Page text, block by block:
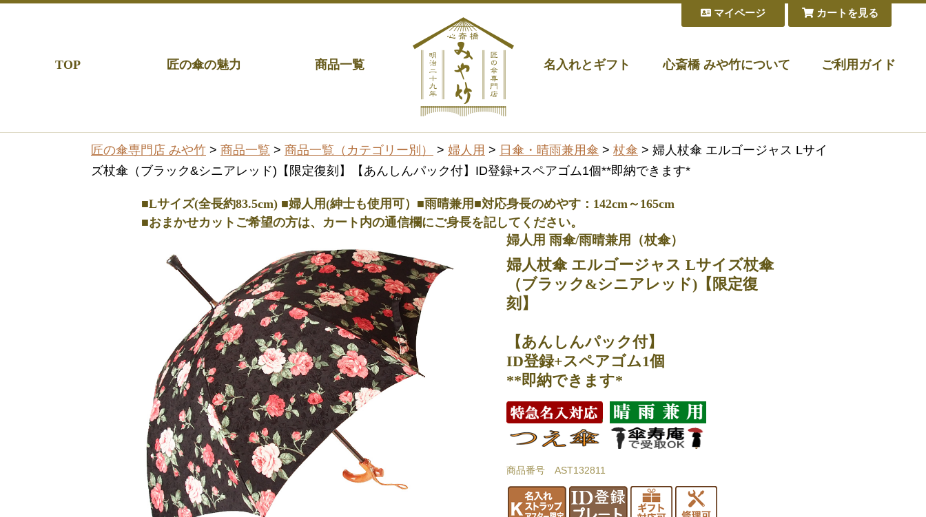
TOP 匠の傘の魅力 商品一覧 名入れとギフト 心斎橋 みや竹について ご利用ガイド
カートを見る
マイページ
匠の傘専門店 みや竹 > 商品一覧 > 商品一覧（カテゴリー別） > 婦人用 > 日傘・晴雨兼用傘 > 杖傘 > 婦人杖傘 エルゴージャス Lサイ
ズ杖傘（ブラック&シニアレッド)【限定復刻】【あんしんパック付】ID登録+スペアゴム1個**即納できます*
■Lサイズ(全長約83.5cm) ■婦人用(紳士も使用可）■雨晴兼用■対応身長のめやす：142cm～165cm
■おまかせカットご希望の方は、カート内の通信欄にご身長を記してください。
婦人用 雨傘/雨晴兼用（杖傘）
婦人杖傘 エルゴージャス Lサイズ杖傘
（ブラック&シニアレッド)【限定復
刻】
【あんしんパック付】
ID登録+スペアゴム1個
**即納できます*
商品番号 AST132811